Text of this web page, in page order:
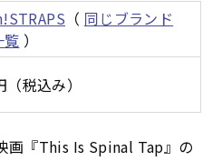
（ 同じブランド
覧 ）
税込み）
画『This Is Spinal Tap』の